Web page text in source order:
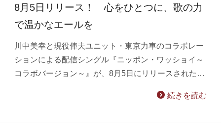
8月5日リリース！ 心をひとつに、歌の力
で温かなエールを
川中美幸と現役俥夫ユニット・東京力車のコラボレー
ションによる配信シングル『ニッポン・ワッショイ～
コラボバージョン～』が、8月5日にリリースされた…
続きを読む